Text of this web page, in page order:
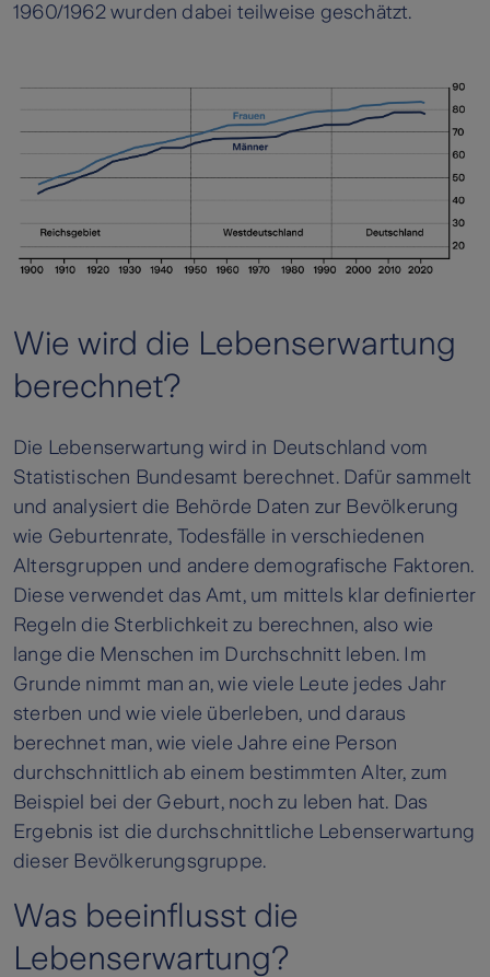
1960/1962 wurden dabei teilweise geschätzt.
Wie wird die Lebenserwartung
berechnet?
Die Lebenserwartung wird in Deutschland vom
Statistischen Bundesamt berechnet. Dafür sammelt
und analysiert die Behörde Daten zur Bevölkerung
wie Geburtenrate, Todesfälle in verschiedenen
Altersgruppen und andere demografische Faktoren.
Diese verwendet das Amt, um mittels klar definierter
Regeln die Sterblichkeit zu berechnen, also wie
lange die Menschen im Durchschnitt leben. Im
Grunde nimmt man an, wie viele Leute jedes Jahr
sterben und wie viele überleben, und daraus
berechnet man, wie viele Jahre eine Person
durchschnittlich ab einem bestimmten Alter, zum
Beispiel bei der Geburt, noch zu leben hat. Das
Ergebnis ist die durchschnittliche Lebenserwartung
dieser Bevölkerungsgruppe.
Was beeinflusst die
Lebenserwartung?